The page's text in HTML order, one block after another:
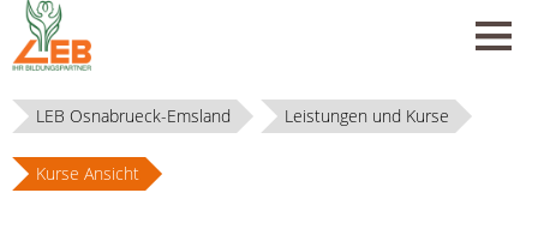
LEB Osnabrueck-Emsland Leistungen und Kurse
Kurse Ansicht